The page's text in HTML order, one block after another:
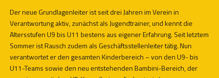
Der neue Grundlagenleiter ist seit drei Jahren im Verein in
Verantwortung aktiv, zunächst als Jugendtrainer, und kennt die
Altersstufen U9 bis U11 bestens aus eigener Erfahrung. Seit letztem
Sommer ist Rausch zudem als Geschäftsstellenleiter tätig. Nun
verantwortet er den gesamten Kinderbereich – von den U9- bis
U11-Teams sowie den neu entstehenden Bambini-Bereich, der